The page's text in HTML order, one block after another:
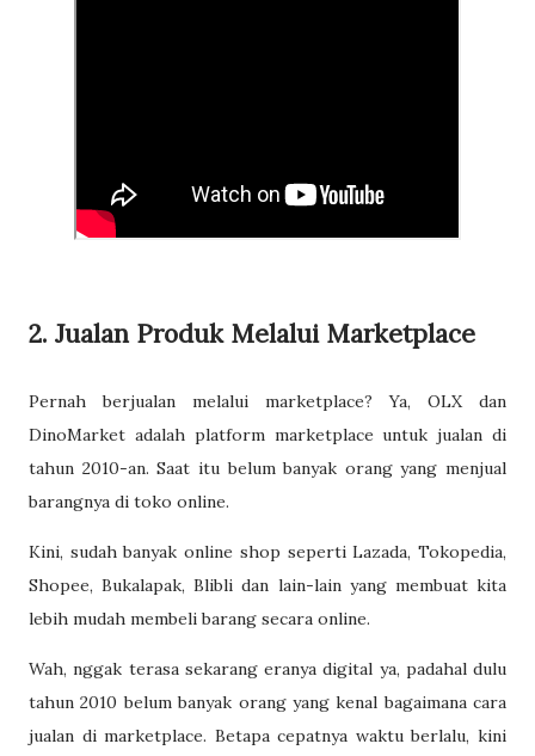
2. Jualan Produk Melalui Marketplace
Pernah berjualan melalui marketplace? Ya, OLX dan
DinoMarket adalah platform marketplace untuk jualan di
tahun 2010-an. Saat itu belum banyak orang yang menjual
barangnya di toko online.
Kini, sudah banyak online shop seperti Lazada, Tokopedia,
Shopee, Bukalapak, Blibli dan lain-lain yang membuat kita
lebih mudah membeli barang secara online.
Wah, nggak terasa sekarang eranya digital ya, padahal dulu
tahun 2010 belum banyak orang yang kenal bagaimana cara
jualan di marketplace. Betapa cepatnya waktu berlalu, kini